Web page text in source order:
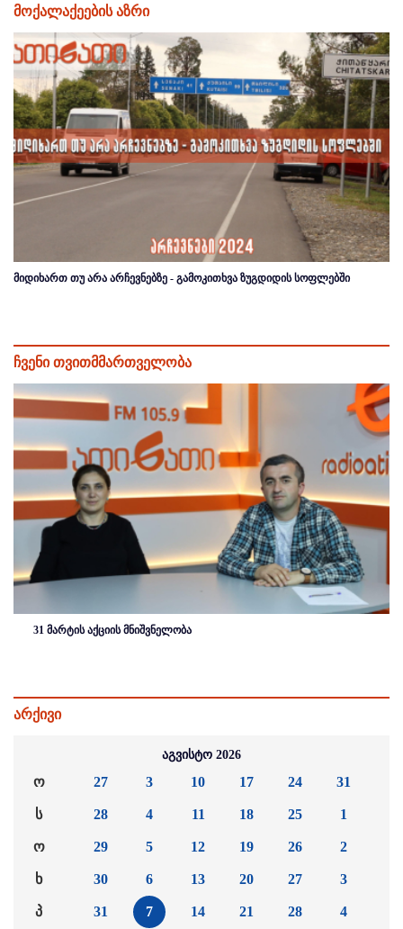
მოქალაქეების აზრი
მიდიხართ თუ არა არჩევნებზე - გამოკითხვა ზუგდიდის სოფლებში
ჩვენი თვითმმართველობა
31 მარტის აქციის მნიშვნელობა
არქივი
აგვისტო 2026
ო
ს
ო
ხ
პ
27
28
29
30
31
3
4
5
6
7
10
11
12
13
14
17
18
19
20
21
24
25
26
27
28
31
1
2
3
4